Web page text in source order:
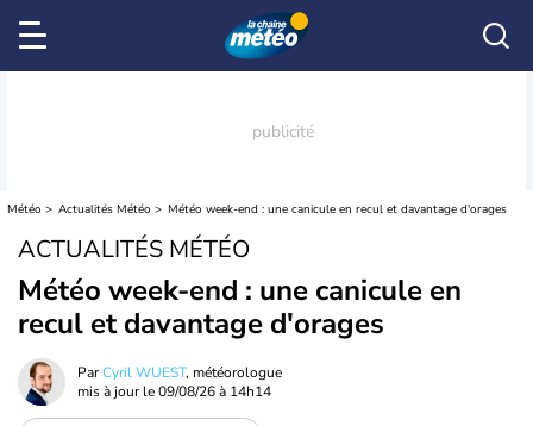
Météo Actualités Météo Météo week-end : une canicule en recul et davantage d'orages
ACTUALITÉS MÉTÉO
Météo week-end : une canicule en
recul et davantage d'orages
ParCyril WUEST, météorologue
mis à jour le09/08/26 à 14h14